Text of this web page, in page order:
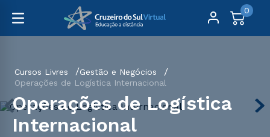
0
Cursos Livres
Gestão e Negócios
Operações de Logística Internacional
Operações de Logística
Internacional